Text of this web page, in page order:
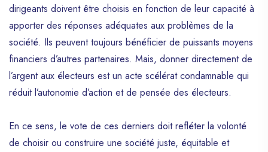
dirigeants doivent être choisis en fonction de leur capacité à
apporter des réponses adéquates aux problèmes de la
société. Ils peuvent toujours bénéficier de puissants moyens
financiers d’autres partenaires. Mais, donner directement de
l’argent aux électeurs est un acte scélérat condamnable qui
réduit l’autonomie d’action et de pensée des électeurs.
En ce sens, le vote de ces derniers doit refléter la volonté
de choisir ou construire une société juste, équitable et